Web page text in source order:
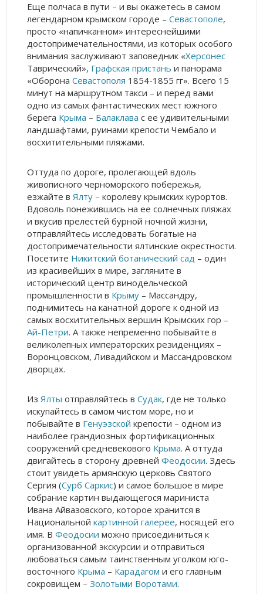
Еще полчаса в пути – и вы окажетесь в самом
легендарном крымском городе – Севастополе,
просто «напичканном» интереснейшими
достопримечательностями, из которых особого
внимания заслуживают заповедник «Херсонес
Таврический», Графская пристань и панорама
«Оборона Севастополя 1854-1855 гг». Всего 15
минут на маршрутном такси – и перед вами
одно из самых фантастических мест южного
берега Крыма – Балаклава с ее удивительными
ландшафтами, руинами крепости Чембало и
восхитительными пляжами.
Оттуда по дороге, пролегающей вдоль
живописного черноморского побережья,
езжайте в Ялту – королеву крымских курортов.
Вдоволь понежившись на ее солнечных пляжах
и вкусив прелестей бурной ночной жизни,
отправляйтесь исследовать богатые на
достопримечательности ялтинские окрестности.
Посетите Никитский ботанический сад – один
из красивейших в мире, загляните в
исторический центр винодельческой
промышленности в Крыму – Массандру,
поднимитесь на канатной дороге к одной из
самых восхитительных вершин Крымских гор –
Ай-Петри. А также непременно побывайте в
великолепных императорских резиденциях –
Воронцовском, Ливадийском и Массандровском
дворцах.
Из Ялты отправляйтесь в Судак, где не только
искупайтесь в самом чистом море, но и
побывайте в Генуэзской крепости – одном из
наиболее грандиозных фортификационных
сооружений средневекового Крыма. А оттуда
двигайтесь в сторону древней Феодосии. Здесь
стоит увидеть армянскую церковь Святого
Сергия (Сурб Саркис) и самое большое в мире
собрание картин выдающегося мариниста
Ивана Айвазовского, которое хранится в
Национальной картинной галерее, носящей его
имя. В Феодосии можно присоединиться к
организованной экскурсии и отправиться
любоваться самым таинственным уголком юго-
восточного Крыма – Карадагом и его главным
сокровищем – Золотыми Воротами.